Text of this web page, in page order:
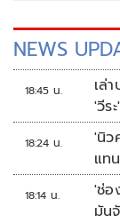
NEWS
18:45 น.
เล่
'วีร
ดิบ
18:24 น.
'นิว
แท
18:14 น.
'ช่อ
มัน